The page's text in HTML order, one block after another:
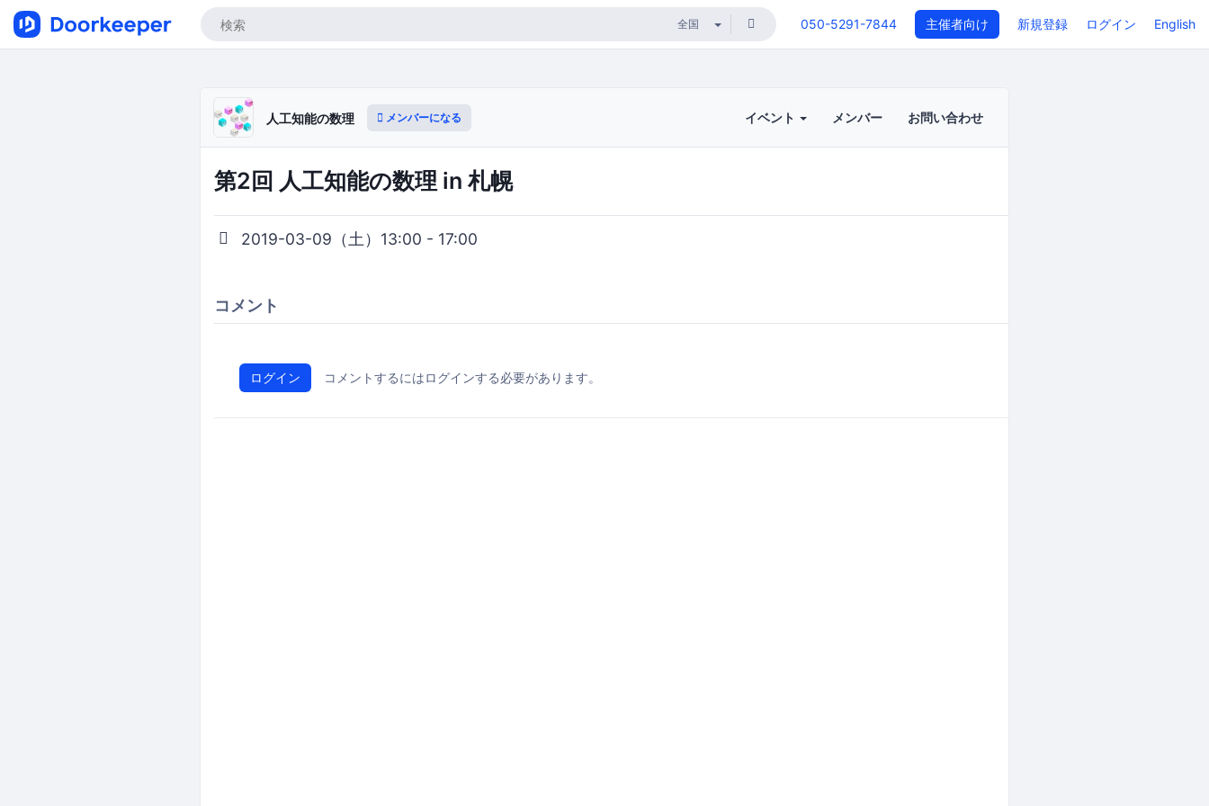
050-5291-7844 主催者向け 新規登録 ログイン English
人工知能の数理 メンバーになる イベント メンバー お問い合わせ
第2回 人工知能の数理 in 札幌
2019-03-09（土）13:00 - 17:00
コメント
ログイン コメントするにはログインする必要があります。